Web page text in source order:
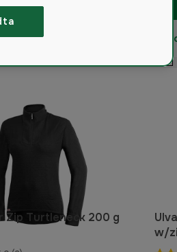
44produkter
Zip Turtleneck 200 g
w/